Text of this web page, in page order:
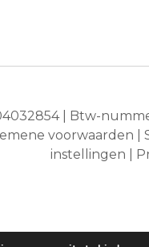
| Btw-
voorwaarden |
instellingen